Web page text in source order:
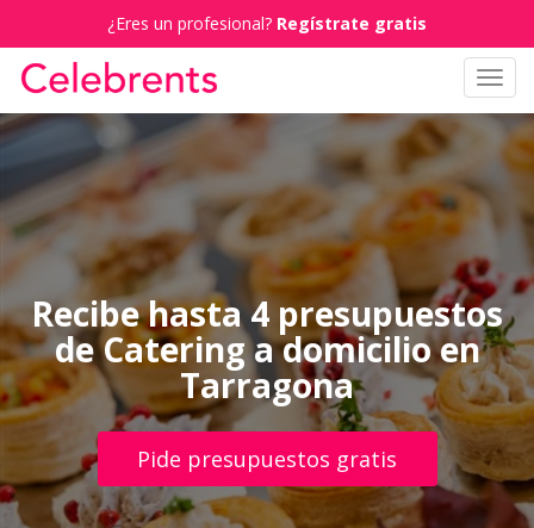
¿Eres un profesional? Regístrate gratis
Recibe hasta 4 presupuestos
de Catering a domicilio en
Tarragona
Pide presupuestos gratis